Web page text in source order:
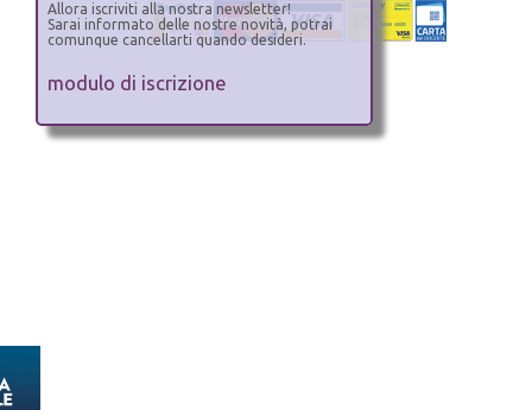
Allora iscriviti alla nostra newsletter!
Sarai informato delle nostre novità, potrai
comunque cancellarti quando desideri.
modulo di iscrizione